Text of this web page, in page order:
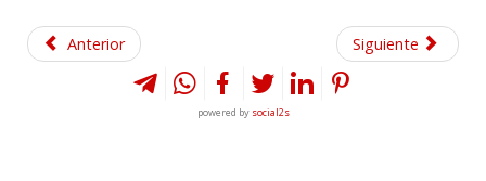
Anterior Siguiente
powered by social2s